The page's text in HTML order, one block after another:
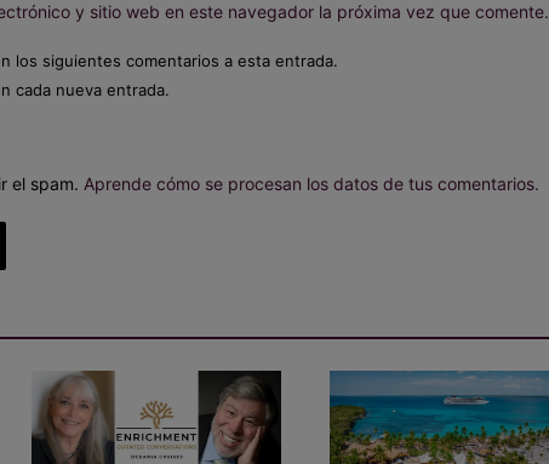
y sitio web en este navegador la próxima vez que comente.
los siguientes comentarios a esta entrada.
cada nueva entrada.
el spam. Aprende cómo se procesan los datos de tus comentarios.